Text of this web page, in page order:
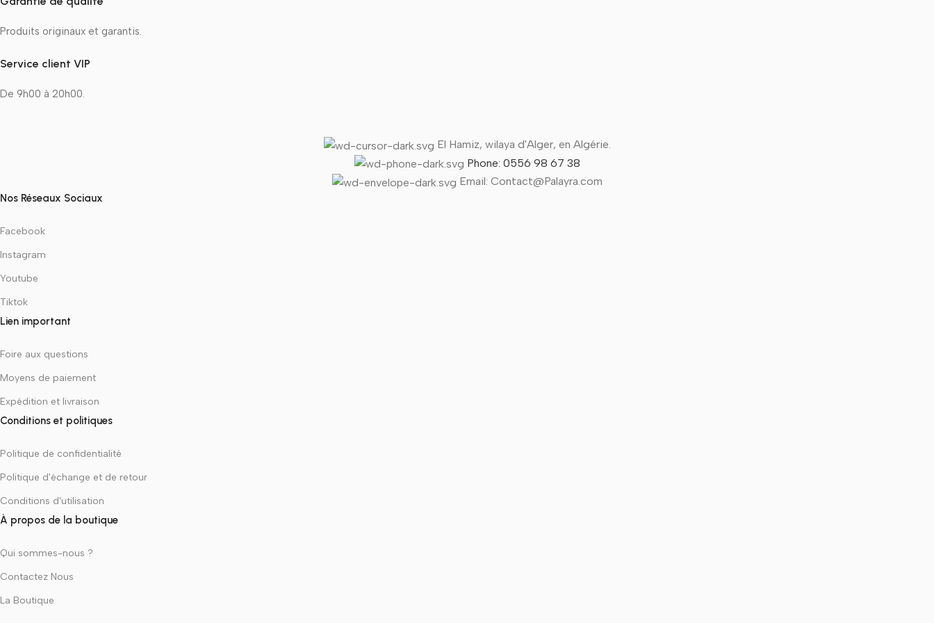
Produits originaux et garantis.
Service client VIP
De 9h00 à 20h00.
El Hamiz, wilaya d'Alger, en Algérie.
Phone: 0556 98 67 38
Email: Contact@Palayra.com
Nos Réseaux Sociaux
Facebook
Instagram
Youtube
Tiktok
Lien important
Foire aux questions
Moyens de paiement
Expédition et livraison
Conditions et politiques
Politique de confidentialité
Politique d'échange et de retour
Conditions d'utilisation
À propos de la boutique
Qui sommes-nous ?
Contactez Nous
La Boutique